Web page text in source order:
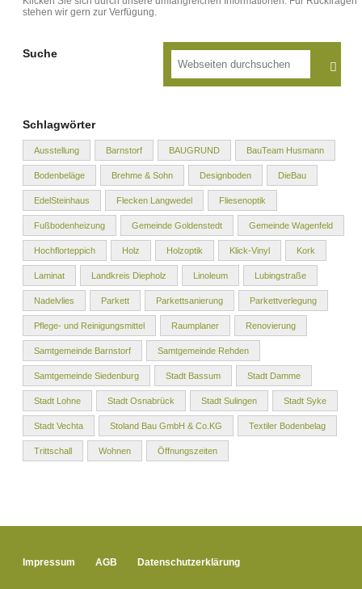
stehen wir gern zur Verfügung.
Suche
Schlagwörter
Ausstellung Barnstorf BAUGRUND BauTeam Husmann
Bodenbeläge Brehme & Sohn Designboden DieBau
EdelSteinhaus Flecken Langwedel Fliesenoptik
Fußbodenheizung Gemeinde Goldenstedt Gemeinde Wagenfeld
Hochflorteppich Holz Holzoptik Klick-Vinyl Kork
Laminat Landkreis Diepholz Linoleum Lubingstraße
Nadelvlies Parkett Parkettsanierung Parkettverlegung
Pflege- und Reinigungsmittel Raumplaner Renovierung
Samtgemeinde Barnstorf Samtgemeinde Rehden
Samtgemeinde Siedenburg Stadt Bassum Stadt Damme
Stadt Lohne Stadt Osnabrück Stadt Sulingen Stadt Syke
Stadt Vechta Stoland Bau GmbH & Co.KG Textiler Bodenbelag
Trittschall Wohnen Öffnungszeiten
Impressum AGB Datenschutzerklärung